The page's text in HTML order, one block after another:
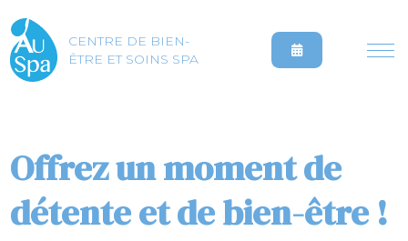
CENTRE DE BIEN-
ÊTRE ET SOINS SPA
Offrez un moment de
détente et de bien-être !